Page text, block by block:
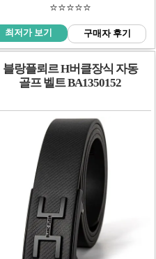
⭐️⭐️⭐️⭐️⭐️
최저가 보기 구매자 후기
블랑플뢰르 H버클장식 자동
골프 벨트 BA1350152